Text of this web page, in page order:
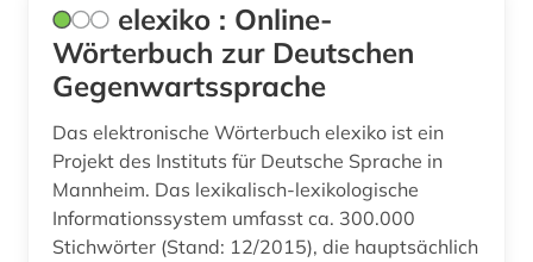
elexiko : Online-
Wörterbuch zur Deutschen
Gegenwartssprache
Das elektronische Wörterbuch elexiko ist ein
Projekt des Instituts für Deutsche Sprache in
Mannheim. Das lexikalisch-lexikologische
Informationssystem umfasst ca. 300.000
Stichwörter (Stand: 12/2015), die hauptsächlich